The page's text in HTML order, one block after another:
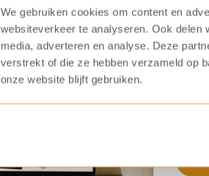
We gebruiken cookies om content en
websiteverkeer te analyseren. Ook
media, adverteren en analyse. Deze
verstrekt of die ze hebben verzameld op
onze website blijft gebruiken.
3.
Toe